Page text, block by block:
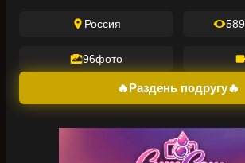
Россия 589
96фото
🔥Раздень подругу🔥